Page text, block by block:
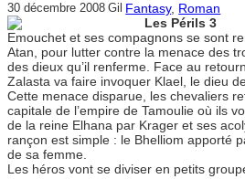
30 décembre 2008 Gil Fantasy, Roman
Les Périls 3
Emouchet et ses compagnons se sont
Atan, pour lutter contre la menace des
des dieux qu’il renferme. Face au
Zalasta va faire invoquer Klael, le dieu
Cette menace disparue, les chevaliers
capitale de l’empire de Tamoulie où ils
de la reine Elhana par Krager et ses
rançon est simple : le Bhelliom apporté
de sa femme.
Les héros vont se diviser en petits